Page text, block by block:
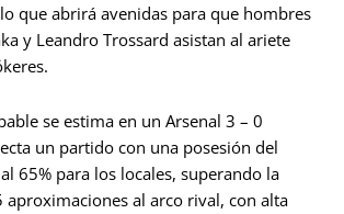
que abrirá avenidas para que hombres
y Leandro Trossard asistan al ariete
se estima en un Arsenal 3 – 0
un partido con una posesión del
65% para los locales, superando la
aproximaciones al arco rival, con alta